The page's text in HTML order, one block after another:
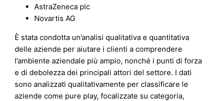
AstraZeneca plc
Novartis AG
È stata condotta un’analisi qualitativa e quantitativa
delle aziende per aiutare i clienti a comprendere
l’ambiente aziendale più ampio, nonché i punti di forza
e di debolezza dei principali attori del settore. I dati
sono analizzati qualitativamente per classificare le
aziende come pure play, focalizzate su categoria,